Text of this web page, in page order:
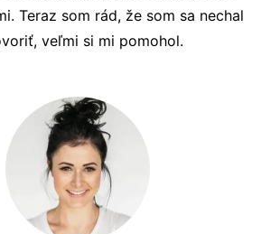
Teraz som rád, že som sa nechal
veľmi si mi pomohol.